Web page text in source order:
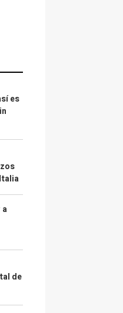
es
a
de